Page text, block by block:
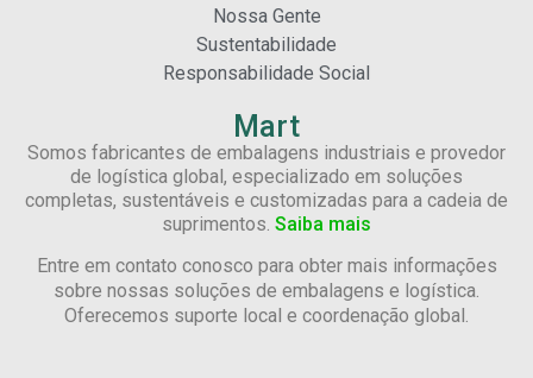
Nossa Gente
Sustentabilidade
Responsabilidade Social
Mart
Somos fabricantes de embalagens industriais e provedor
de logística global, especializado em soluções
completas, sustentáveis e customizadas para a cadeia de
suprimentos. Saiba mais
Entre em contato conosco para obter mais informações
sobre nossas soluções de embalagens e logística.
Oferecemos suporte local e coordenação global.